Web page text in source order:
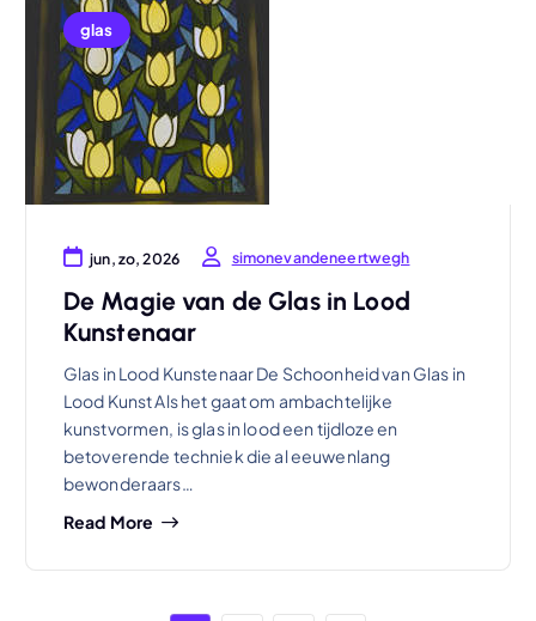
glas
jun, zo, 2026 simonevandeneertwegh
De Magie van de Glas in Lood
Kunstenaar
Glas in Lood Kunstenaar De Schoonheid van Glas in
Lood Kunst Als het gaat om ambachtelijke
kunstvormen, is glas in lood een tijdloze en
betoverende techniek die al eeuwenlang
bewonderaars…
Read More